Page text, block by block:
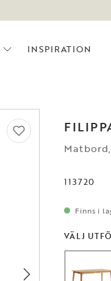
INSPIRATION
113720
Finns i
VÄLJ